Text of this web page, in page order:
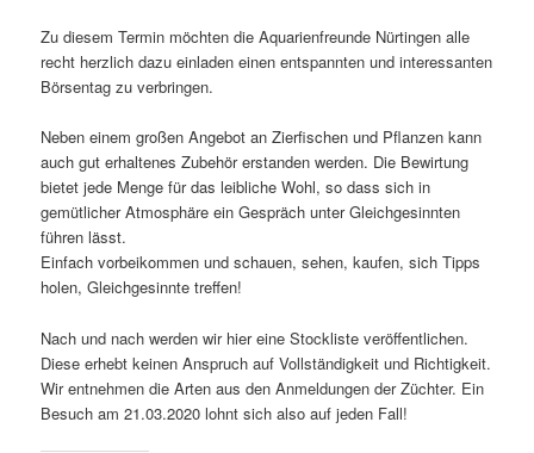
Zu diesem Termin möchten die Aquarienfreunde Nürtingen alle
recht herzlich dazu einladen einen entspannten und interessanten
Börsentag zu verbringen.
Neben einem großen Angebot an Zierfischen und Pflanzen kann
auch gut erhaltenes Zubehör erstanden werden. Die Bewirtung
bietet jede Menge für das leibliche Wohl, so dass sich in
gemütlicher Atmosphäre ein Gespräch unter Gleichgesinnten
führen lässt.
Einfach vorbeikommen und schauen, sehen, kaufen, sich Tipps
holen, Gleichgesinnte treffen!
Nach und nach werden wir hier eine Stockliste veröffentlichen.
Diese erhebt keinen Anspruch auf Vollständigkeit und Richtigkeit.
Wir entnehmen die Arten aus den Anmeldungen der Züchter. Ein
Besuch am 21.03.2020 lohnt sich also auf jeden Fall!